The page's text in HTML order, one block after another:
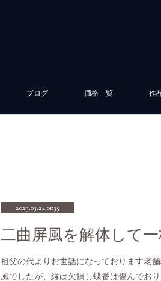
ブログ 価格一覧 作
2023.03.24 01:35
祖父の代よりお世話になっております老
風でしたが、縁は欠損し蝶番は傷んでお